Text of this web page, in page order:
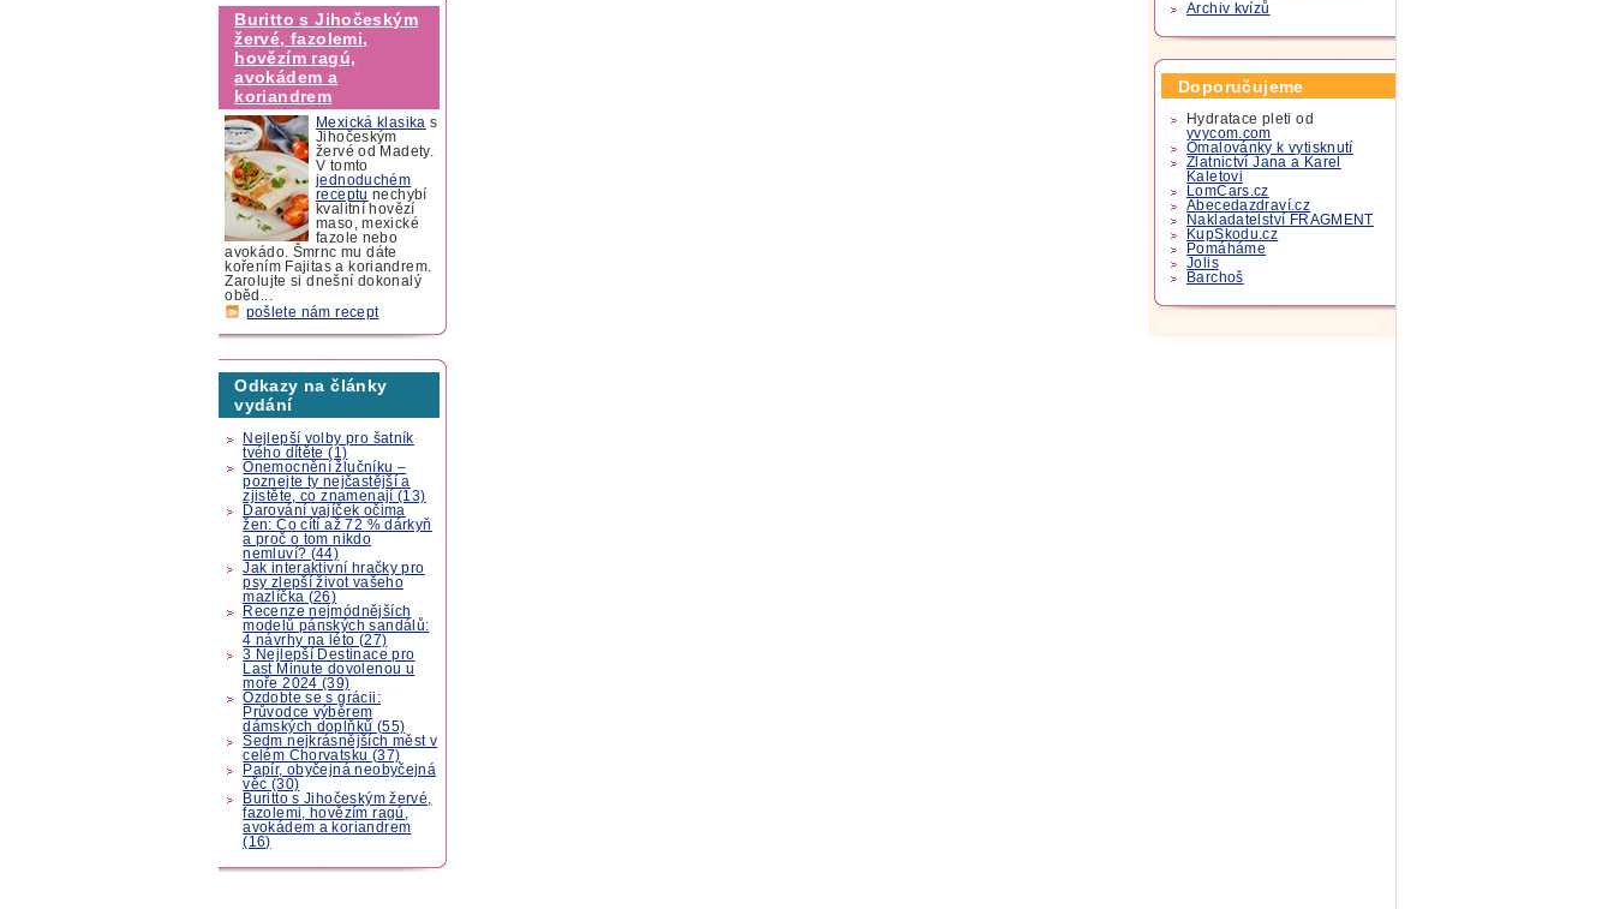
Buritto s Jihočeským
žervé, fazolemi,
hovězím ragú,
avokádem a
koriandrem
Mexická klasika s
Jihočeským
žervé od Madety.
V tomto
jednoduchém
receptu nechybí
kvalitní hovězí
maso, mexické
fazole nebo
avokádo. Šmrnc mu dáte
kořením Fajitas a koriandrem.
Zarolujte si dnešní dokonalý
oběd...
pošlete nám recept
Odkazy na články
vydání
Nejlepší volby pro šatník
tvého dítěte (1)
Onemocnění žlučníku –
poznejte ty nejčastější a
zjistěte, co znamenají (13)
Darování vajíček očima
žen: Co cítí až 72 % dárkyň
a proč o tom nikdo
nemluví? (44)
Jak interaktivní hračky pro
psy zlepší život vašeho
mazlíčka (26)
Recenze nejmódnějších
modelů pánských sandálů:
4 návrhy na léto (27)
3 Nejlepší Destinace pro
Last Minute dovolenou u
moře 2024 (39)
Ozdobte se s grácii:
Průvodce výběrem
dámských doplňků (55)
Sedm nejkrásnějších měst v
celém Chorvatsku (37)
Papír, obyčejná neobyčejná
věc (30)
Buritto s Jihočeským žervé,
fazolemi, hovězím ragú,
avokádem a koriandrem
(16)
Archiv kvízů
Doporučujeme
Hydratace pleti od
yvycom.com
Omalovánky k vytisknutí
Zlatnictví Jana a Karel
Kaletovi
LomCars.cz
Abecedazdraví.cz
Nakladatelství FRAGMENT
KupSkodu.cz
Pomáháme
Jolis
Barchoš